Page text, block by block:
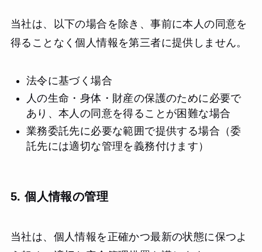
当社は、以下の場合を除き、事前に本人の同意を
得ることなく個人情報を第三者に提供しません。
法令に基づく場合
人の生命・身体・財産の保護のために必要で
あり、本人の同意を得ることが困難な場合
業務委託先に必要な範囲で提供する場合（委
託先には適切な管理を義務付けます）
5. 個人情報の管理
当社は、個人情報を正確かつ最新の状態に保つよ